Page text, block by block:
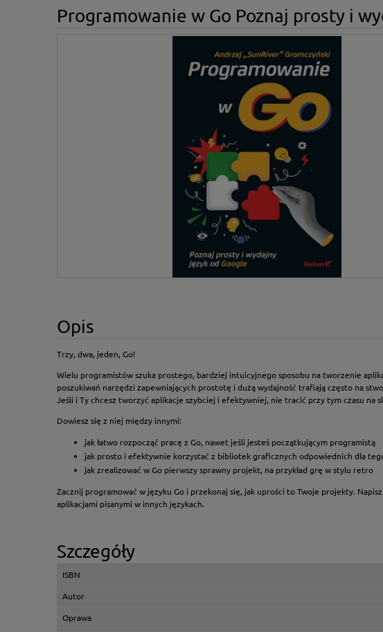
Programowanie w Go Poznaj prosty i
Opis
Trzy, dwa, jeden, Go!
Wielu programistów szuka prostego, bardziej intuicyjnego sposobu na tworzenie
poszukiwań narzędzi zapewniających prostotę i dużą wydajność trafiają często na
Jeśli i Ty chcesz tworzyć aplikacje szybciej i efektywniej, nie tracić przy tym czasu na
Dowiesz się z niej między innymi:
jak łatwo rozpocząć pracę z Go, nawet jeśli jesteś początkującym programistą
jak prosto i efektywnie korzystać z bibliotek graficznych odpowiednich dla
jak zrealizować w Go pierwszy sprawny projekt, na przykład grę w stylu retro
Zacznij programować w języku Go i przekonaj się, jak uprości to Twoje projekty.
aplikacjami pisanymi w innych językach.
Szczegóły
ISBN
Autor
Oprawa